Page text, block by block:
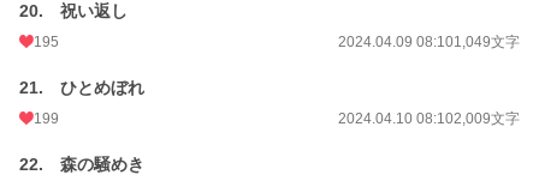
20. 祝い返し
195 2024.04.09 08:101,049文字
21. ひとめぼれ
199 2024.04.10 08:102,009文字
22. 森の騒めき